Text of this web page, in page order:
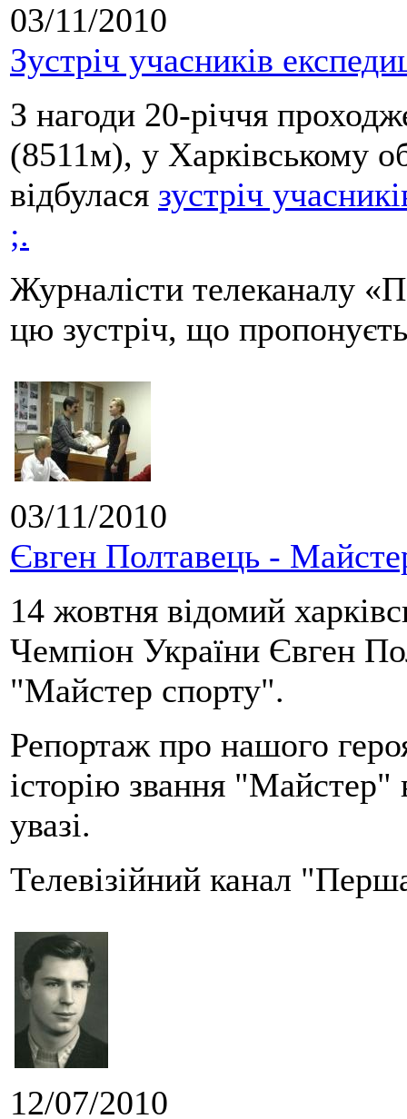
03/11/2010
Зустріч учасників
З нагоди 20-річчя
(8511м), у Харківському
відбулася зустріч
;.
Журналісти телеканалу
цю зустріч, що
03/11/2010
Євген Полтавець -
14 жовтня відомий
Чемпіон України Євген
"Майстер спорту".
Репортаж про нашого
історію звання "Майстер"
увазі.
Телевізійний канал
12/07/2010